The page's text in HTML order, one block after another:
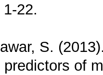
22.
S.
of